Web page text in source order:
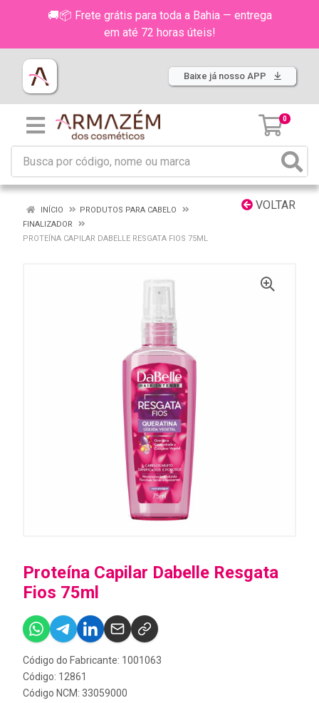
🚚📦 Frete grátis para toda a Bahia — entrega
em até 72 horas úteis!
Baixe já nosso APP
0
VOLTAR
INÍCIO
PRODUTOS PARA CABELO
FINALIZADOR
PROTEÍNA CAPILAR DABELLE RESGATA FIOS 75ML
Proteína Capilar Dabelle Resgata
Fios 75ml
Código do Fabricante: 1001063
Código: 12861
Código NCM: 33059000